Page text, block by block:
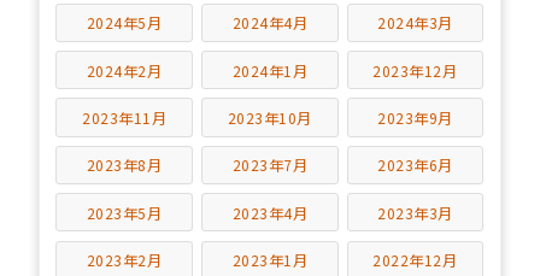
2024年5月 2024年4月 2024年3月
2024年2月 2024年1月 2023年12月
2023年11月 2023年10月 2023年9月
2023年8月 2023年7月 2023年6月
2023年5月 2023年4月 2023年3月
2023年2月 2023年1月 2022年12月